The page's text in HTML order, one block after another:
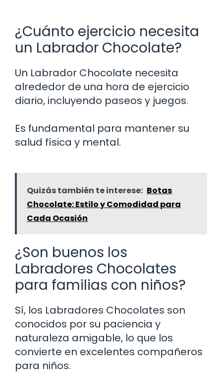
¿Cuánto ejercicio necesita
un Labrador Chocolate?
Un Labrador Chocolate necesita
alrededor de una hora de ejercicio
diario, incluyendo paseos y juegos.
Es fundamental para mantener su
salud física y mental.
Quizás también te interese: Botas
Chocolate: Estilo y Comodidad para
Cada Ocasión
¿Son buenos los
Labradores Chocolates
para familias con niños?
Sí, los Labradores Chocolates son
conocidos por su paciencia y
naturaleza amigable, lo que los
convierte en excelentes compañeros
para niños.